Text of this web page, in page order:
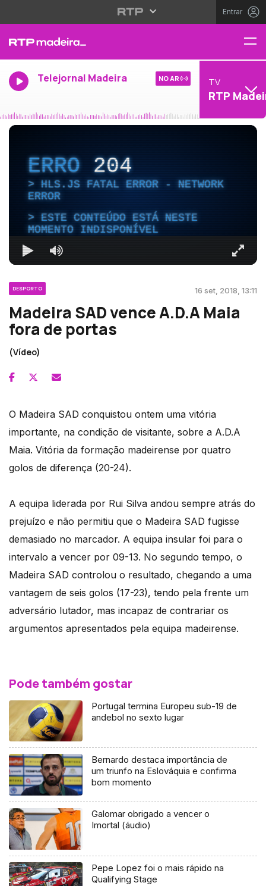
Entrar
Telejornal Madeira NO AR TV
RTP
ERRO204
HLS.JS FATAL ERROR - NETWORK
ERROR
ESTE CONTEÚDO ESTÁ NESTE
MOMENTO INDISPONÍVEL
DESPORTO 16 set, 2018, 13:11
Madeira SAD vence A.D.A Maia
fora de portas
(Vídeo)
O Madeira SAD conquistou ontem uma vitória
importante, na condição de visitante, sobre a A.D.A
Maia. Vitória da formação madeirense por quatro
golos de diferença (20-24).
A equipa liderada por Rui Silva andou sempre atrás do
prejuízo e não permitiu que o Madeira SAD fugisse
demasiado no marcador. A equipa insular foi para o
intervalo a vencer por 09-13. No segundo tempo, o
Madeira SAD controlou o resultado, chegando a uma
vantagem de seis golos (17-23), tendo pela frente um
adversário lutador, mas incapaz de contrariar os
argumentos apresentados pela equipa madeirense.
Pode também gostar
Portugal termina Europeu sub-19 de
andebol no sexto lugar
Bernardo destaca importância de
um triunfo na Eslováquia e confirma
bom momento
Galomar obrigado a vencer o
Imortal (áudio)
Pepe Lopez foi o mais rápido na
Qualifying Stage